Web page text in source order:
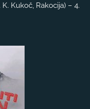
Kukoč, Rakocija) – 4.